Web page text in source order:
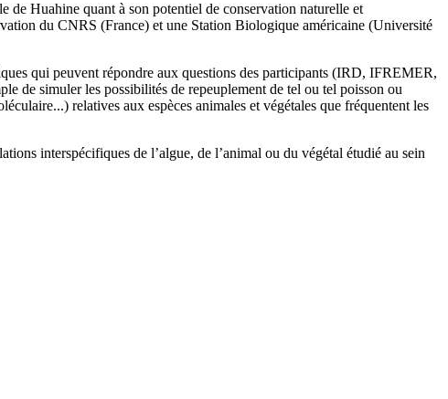
de Huahine quant à son potentiel de conservation naturelle et
du CNRS (France) et une Station Biologique américaine (Université
qui peuvent répondre aux questions des participants (IRD, IFREMER,
de simuler les possibilités de repeuplement de tel ou tel poisson ou
relatives aux espèces animales et végétales que fréquentent les
interspécifiques de l’algue, de l’animal ou du végétal étudié au sein